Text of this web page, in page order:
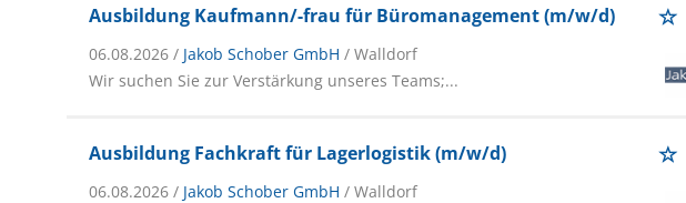
Ausbildung Kaufmann/-frau für Büromanagement (m/w/d)
06.08.2026 / Jakob Schober GmbH / Walldorf
Wir suchen Sie zur Verstärkung unseres Teams;...
Ausbildung Fachkraft für Lagerlogistik (m/w/d)
06.08.2026 / Jakob Schober GmbH / Walldorf